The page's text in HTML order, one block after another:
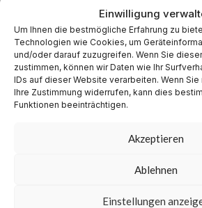
Einwilligung
Um Ihnen die bestmögliche Erfahrung zu
Technologien wie Cookies, um
und/oder darauf zuzugreifen. Wenn Sie
zustimmen, können wir Daten wie Ihr
IDs auf dieser Website verarbeiten. Wenn
Ihre Zustimmung widerrufen, kann dies
Funktionen beeinträchtigen.
Akzeptieren
Ablehnen
Einstellungen
September 2024
August 2024
Juli 2024
Juni 2024
Mai 2024
November 2023